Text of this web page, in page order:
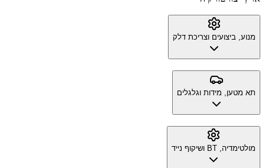
מנוע, ביצועים וצריכת דלק
תא מטען, מידות וגלגלים
מולטימדיה, BT ושיקוף נייד